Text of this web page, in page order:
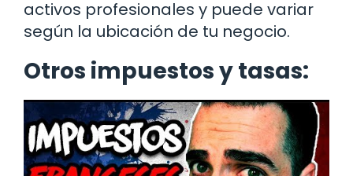
activos profesionales y puede variar
según la ubicación de tu negocio.
Otros impuestos y tasas: